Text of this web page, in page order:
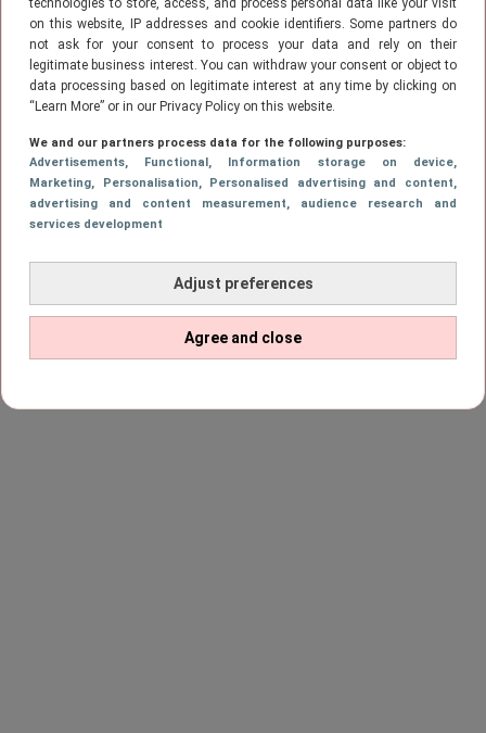
technologies to store, access, and process personal data like your visit
on this website, IP addresses and cookie identifiers. Some partners do
not ask for your consent to process your data and rely on their
legitimate business interest. You can withdraw your consent or object to
data processing based on legitimate interest at any time by clicking on
“Learn More” or in our Privacy Policy on this website.
We and our partners process data for the following purposes:
Advertisements, Functional , Information storage on device,
Marketing, Personalisation, Personalised advertising and content,
advertising and content measurement, audience research and
services development
Adjust preferences
Agree and close
Dit koppel overleeft Temptation
Island
VORIGEPAGE PAGEPAGEPagePAGE
… PAGE
369 VOLGENDE